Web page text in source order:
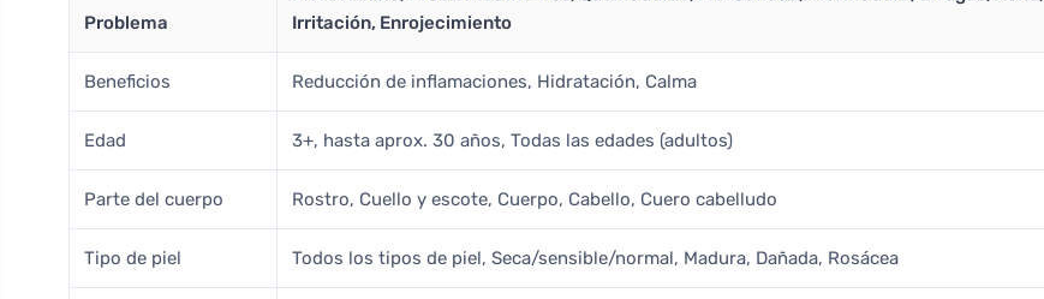
Problema
Irritación, Enrojecimiento
Beneficios Reducción de inflamaciones, Hidratación, Calma
Edad 3+, hasta aprox. 30 años, Todas las edades (adultos)
Parte del cuerpo Rostro, Cuello y escote, Cuerpo, Cabello, Cuero cabelludo
Tipo de piel Todos los tipos de piel, Seca/sensible/normal, Madura, Dañada, Rosácea